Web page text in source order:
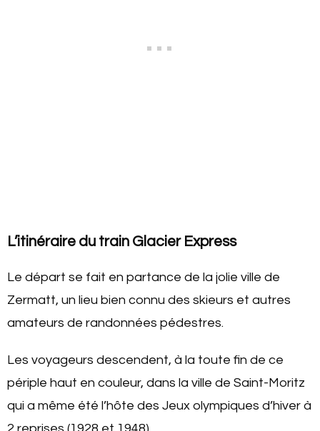
L’itinéraire du train Glacier Express
Le départ se fait en partance de la jolie ville de
Zermatt, un lieu bien connu des skieurs et autres
amateurs de randonnées pédestres.
Les voyageurs descendent, à la toute fin de ce
périple haut en couleur, dans la ville de Saint-Moritz
qui a même été l’hôte des Jeux olympiques d’hiver à